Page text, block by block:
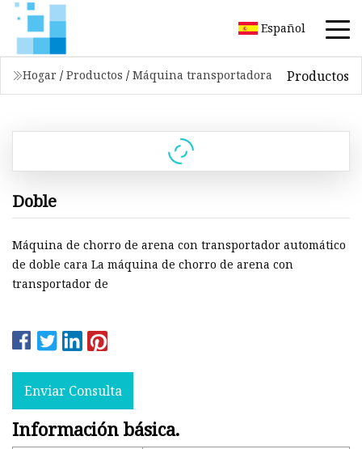
Español
Hogar / Productos / Máquina transportadora Productos
Doble
Máquina de chorro de arena con transportador automático
de doble cara La máquina de chorro de arena con
transportador de
Enviar Consulta
Información básica.